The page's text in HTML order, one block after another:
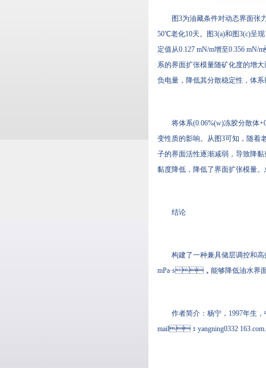
图3为油藏条件对动态界面张力
50℃老化10天。图3(a)和图3(c)呈现
定值从0.127 mN/m增至0.356 mN/
系的界面扩张模量随矿化度的增大
负电量，降低其分散稳定性，体
将体系(0.06%(w)冻胶分散体
变性质的影响。从图3可知，随
子的界面活性逐渐减弱，导致降黏
黏度降低，降低了界面扩张模量
结论
构建了一种兼具储层调控和
mPa·s，能够降低油水界面
作者简介：杨宁，1997年
mail：yangning0332 163.com.